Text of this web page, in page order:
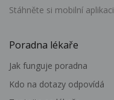
Stáhněte si mobilní aplikaci
Poradna lékaře
Jak funguje poradna
Kdo na dotazy odpovídá